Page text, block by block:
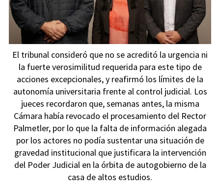
El tribunal consideró que no se acreditó la urgencia ni
la fuerte verosimilitud requerida para este tipo de
acciones excepcionales, y reafirmó los límites de la
autonomía universitaria frente al control judicial. Los
jueces recordaron que, semanas antes, la misma
Cámara había revocado el procesamiento del Rector
Palmetler, por lo que la falta de información alegada
por los actores no podía sustentar una situación de
gravedad institucional que justificara la intervención
del Poder Judicial en la órbita de autogobierno de la
casa de altos estudios.